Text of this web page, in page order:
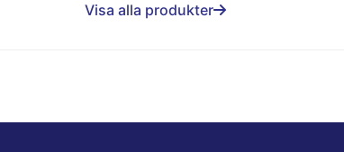
Visa alla produkter